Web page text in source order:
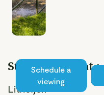
Schedule a
viewing
Steegeindstraat 1
Lithoijen